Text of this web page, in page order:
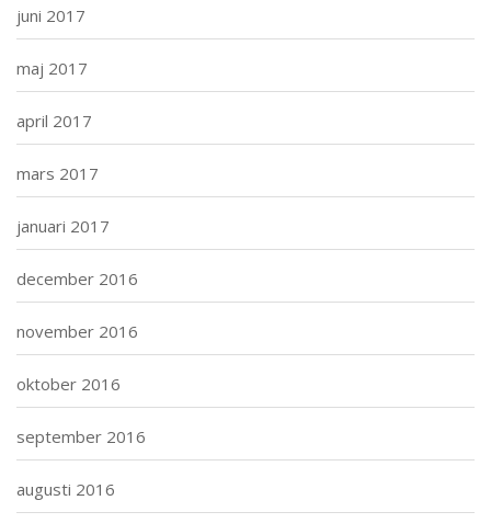
juni 2017
maj 2017
april 2017
mars 2017
januari 2017
december 2016
november 2016
oktober 2016
september 2016
augusti 2016